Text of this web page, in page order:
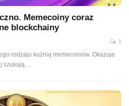
Memecoiny coraz
blockchainy
1
rodzaju kuźnią memecoinów. Okazuje
szukają…